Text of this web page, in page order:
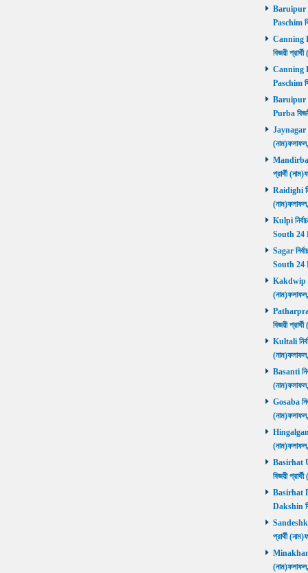
Baruipur
Paschim
Canning
বিজয়ী
Canning
Paschim
Baruipur
Purba
Jaynagar
প্রার্থী
Raidighi
Kulpi
South 24
Sagar
South 24
Kakdwip
বিজয়ী
Kultali
Basanti
Gosaba
Hingalganj
Basirhat
বিজয়ী
Basirhat
Dakshin
প্রার্থী
Minakhan